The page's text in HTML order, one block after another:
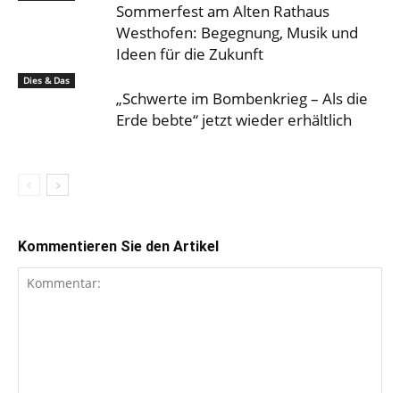
Sommerfest am Alten Rathaus
Westhofen: Begegnung, Musik und
Ideen für die Zukunft
Dies & Das
„Schwerte im Bombenkrieg – Als die
Erde bebte“ jetzt wieder erhältlich
Kommentieren Sie den Artikel